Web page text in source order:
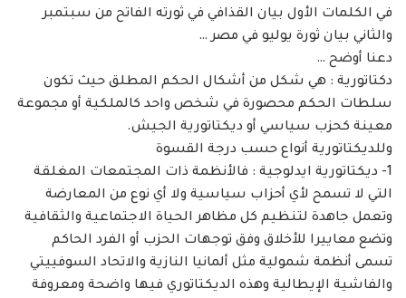
في الكلمات الأول بيان القذافي في ثورته الفاتح من سبتمبر
والثاني بيان ثورة يوليو في مصر …
دعنا أوضح …
دكتاتورية : هي شكل من أشكال الحكم المطلق حيث تكون
سلطات الحكم محصورة في شخص واحد كالملكية أو مجموعة
معينة كحزب سياسي أو ديكتاتورية الجيش.
وللديكتاتورية أنواع حسب درجة القسوة
1- ديكتاتورية ايدلوجية : فالأنظمة ذات المجتمعات المغلقة
التي لا تسمح لأي أحزاب سياسية ولا أي نوع من المعارضة
وتعمل جاهدة لتنظيم كل مظاهر الحياة الاجتماعية والثقافية
وتضع معاييرا للأخلاق وفق توجهات الحزب أو الفرد الحاكم
تسمى أنظمة شمولية مثل ألمانيا النازية والاتحاد السوفييتي
والفاشية الإيطالية وهذه الديكتاتوري فيها واضحة ومعروفة